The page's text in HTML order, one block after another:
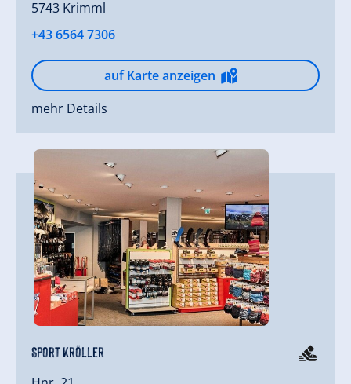
5743 Krimml
+43 6564 7306
auf Karte anzeigen
mehr Details
Sport Kröller